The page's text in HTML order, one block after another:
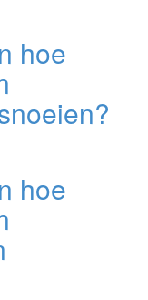
hoe
hoe